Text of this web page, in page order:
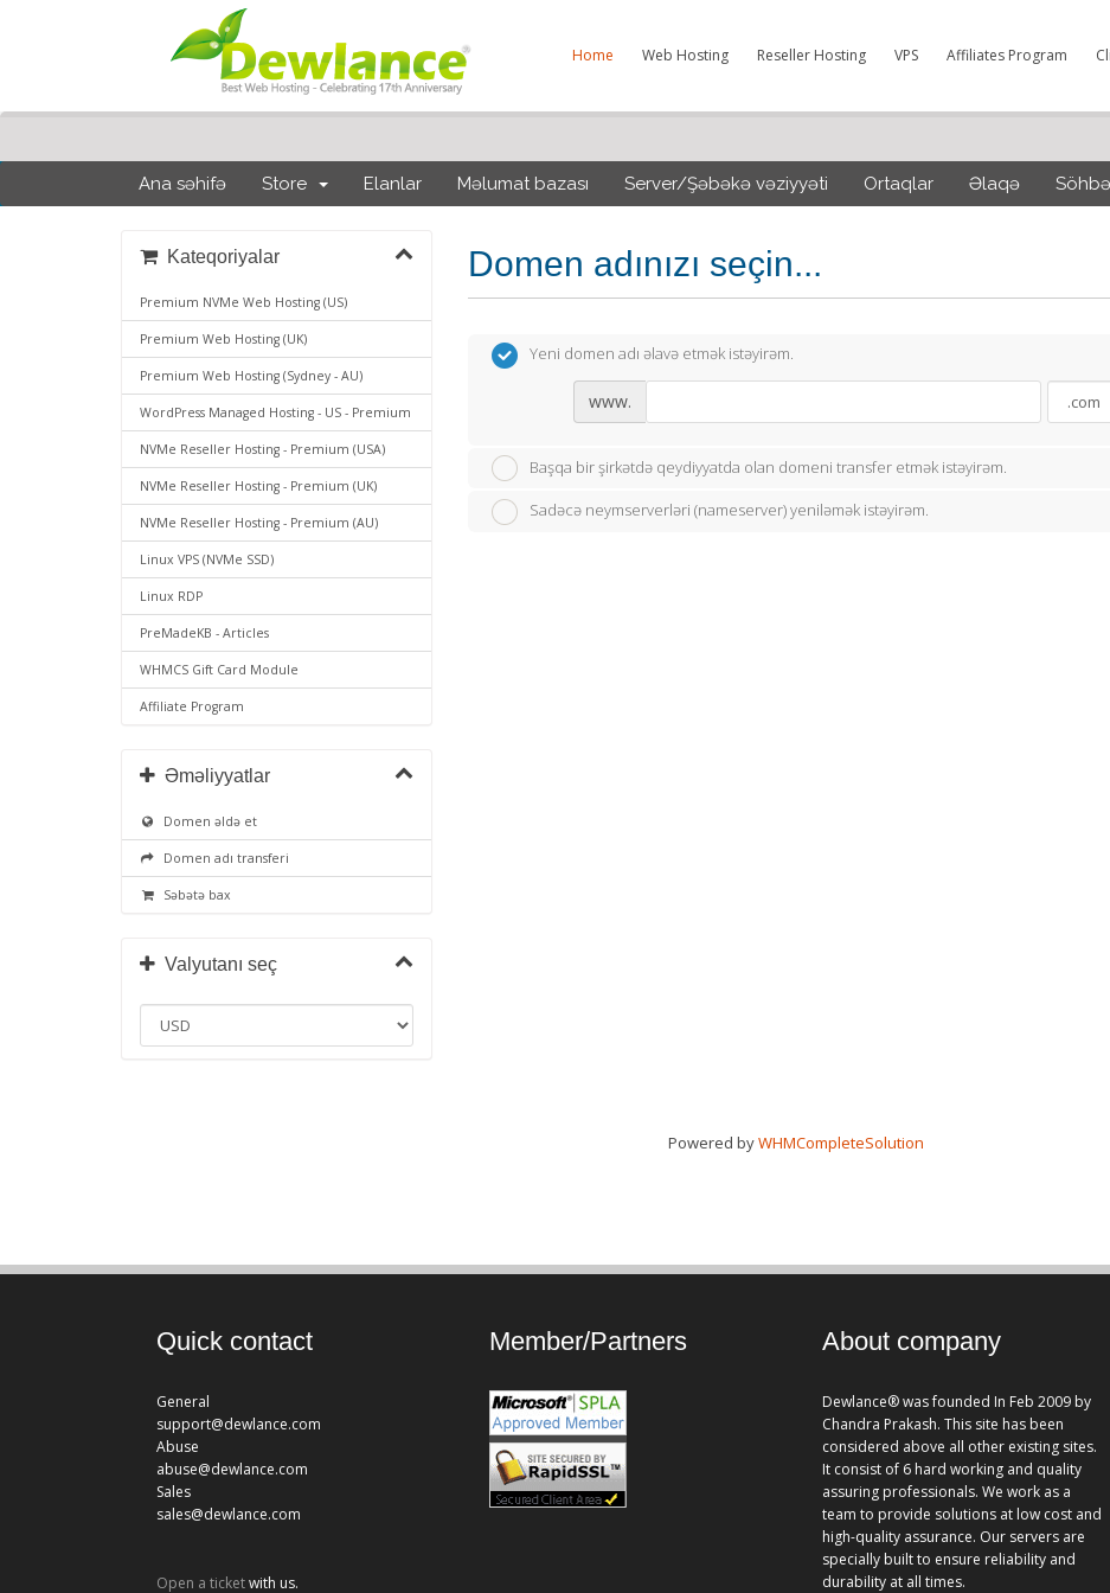
Home Web Hosting Reseller Hosting VPS Affiliates Program
Ana səhifə Store Elanlar Məlumat bazası Server/Şəbəkə vəziyyəti Ortaqlar Əlaqə
Domen adınızı seçin...
Kateqoriyalar
Premium NVMe Web Hosting (US)
Premium Web Hosting (UK)
Premium Web Hosting (Sydney - AU)
WordPress Managed Hosting - US - Premium
NVMe Reseller Hosting - Premium (USA)
NVMe Reseller Hosting - Premium (UK)
NVMe Reseller Hosting - Premium (AU)
Linux VPS (NVMe SSD)
Linux RDP
PreMadeKB - Articles
WHMCS Gift Card Module
Affiliate Program
Əməliyyatlar
Domen əldə et
Domen adı transferi
Səbətə bax
Valyutanı seç
Yeni domen adı əlavə etmək istəyirəm.
www.
Başqa bir şirkətdə qeydiyyatda olan domeni transfer etmək istəyirəm.
Sadəcə neymserverləri (nameserver) yeniləmək istəyirəm.
Powered byWHMCompleteSolution
Quick contact
General
support@dewlance.com
Abuse
abuse@dewlance.com
Sales
sales@dewlance.com
Open a ticketwith us.
Member/Partners About company
Dewlance® was founded In Feb 2009 by
Chandra Prakash. This site has been
considered above all other existing sites.
It consist of 6 hard working and quality
assuring professionals. We work as a
team to provide solutions at low cost and
high-quality assurance. Our servers are
specially built to ensure reliability and
durability at all times.